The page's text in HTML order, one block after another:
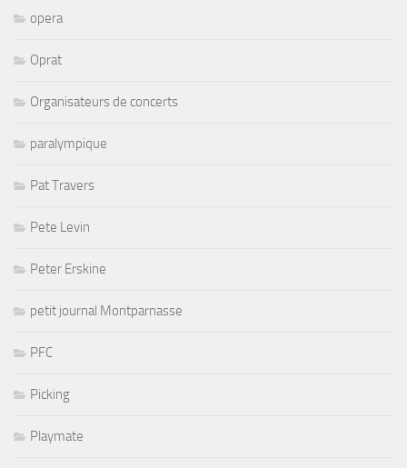
opera
Oprat
Organisateurs de concerts
paralympique
Pat Travers
Pete Levin
Peter Erskine
petit journal Montparnasse
PFC
Picking
Playmate